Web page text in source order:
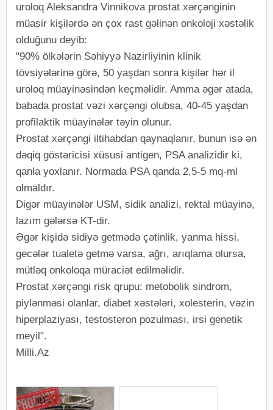
uroloq Aleksandra Vinnikova prostat xərçənginin
müasir kişilərdə ən çox rast gəlinən onkoloji xəstəlik
olduğunu deyib:
"90% ölkələrin Səhiyyə Nazirliyinin klinik
tövsiyələrinə görə, 50 yaşdan sonra kişilər hər il
uroloq müayinəsindən keçməlidir. Amma əgər atada,
babada prostat vəzi xərçəngi olubsa, 40-45 yaşdan
profilaktik müayinələr təyin olunur.
Prostat xərçəngi iltihabdan qaynaqlanır, bunun isə ən
dəqiq göstəricisi xüsusi antigen, PSA analizidir ki,
qanla yoxlanır. Normada PSA qanda 2,5-5 mq-ml
olmaldır.
Digər müayinələr USM, sidik analizi, rektal müayinə,
lazım gələrsə KT-dir.
Əgər kişidə sidiyə getmədə çətinlik, yanma hissi,
gecələr tualetə getmə varsa, ağrı, arıqlama olursa,
mütləq onkoloqa müraciət edilməlidir.
Prostat xərçəngi risk qrupu: metobolik sindrom,
piylənməsi olanlar, diabet xəstələri, xolesterin, vəzin
hiperplaziyası, testosteron pozulması, irsi genetik
meyil".
Milli.Az